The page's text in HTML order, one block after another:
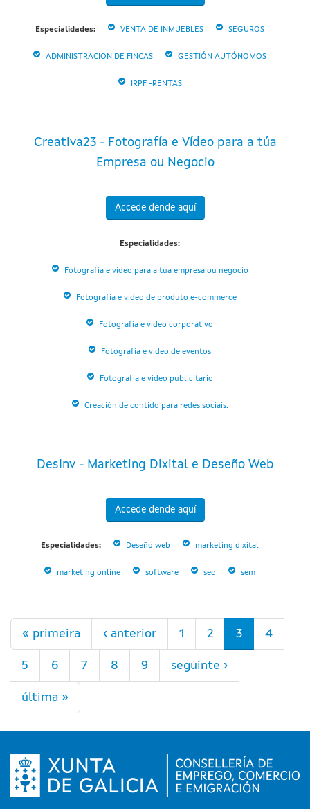
Especialidades: VENTA DE INMUEBLES SEGUROS
ADMINISTRACION DE FINCAS GESTIÓN AUTÓNOMOS
IRPF -RENTAS
Creativa23 - Fotografía e Vídeo para a túa
Empresa ou Negocio
Accede dende aquí
Especialidades:
Fotografía e vídeo para a túa empresa ou negocio
Fotografía e vídeo de produto e-commerce
Fotografía e vídeo corporativo
Fotografía e vídeo de eventos
Fotografía e vídeo publicitario
Creación de contido para redes sociais.
DesInv - Marketing Dixital e Deseño Web
Accede dende aquí
Especialidades: Deseño web marketing dixital
marketing online software seo sem
Páxinas
« primeira ‹ anterior 1 2 3 4
5 6 7 8 9 seguinte ›
última »